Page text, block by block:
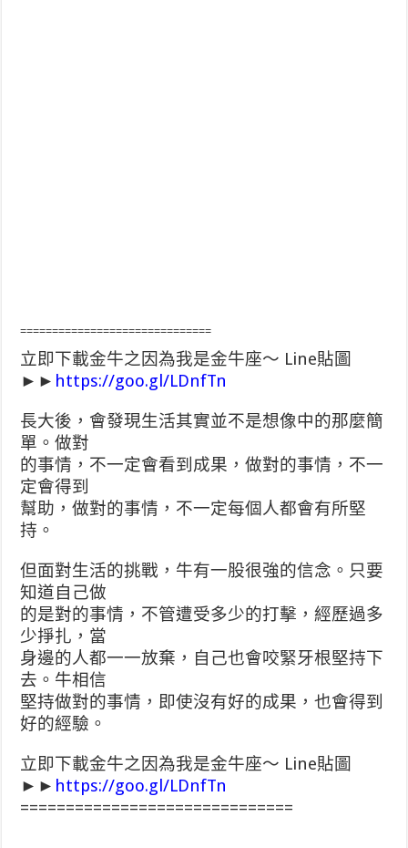
==============================
立即下載金牛之因為我是金牛座～ Line貼圖
►► https://goo.gl/LDnfTn
長大後，會發現生活其實並不是想像中的那麼簡
單。做對
的事情，不一定會看到成果，做對的事情，不一
定會得到
幫助，做對的事情，不一定每個人都會有所堅
持。
但面對生活的挑戰，牛有一股很強的信念。只要
知道自己做
的是對的事情，不管遭受多少的打擊，經歷過多
少掙扎，當
身邊的人都一一放棄，自己也會咬緊牙根堅持下
去。牛相信
堅持做對的事情，即使沒有好的成果，也會得到
好的經驗。
立即下載金牛之因為我是金牛座～ Line貼圖
►► https://goo.gl/LDnfTn
==============================